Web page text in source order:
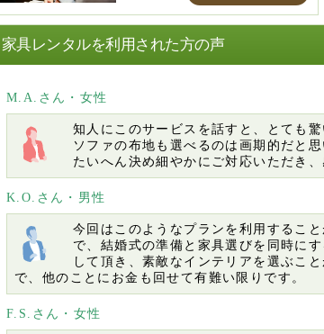
家具レンタルを利用された方の声
M.A.さん・女性
知人にこのサービスを話すと、とても
ソファの布地も選べるのは画期的だと思
たいへん決め細やかにご対応いただき、
K.O.さん・男性
今回はこのようなプランを利用するこ
で、結婚式の準備と家具選びを同時に
して頂き、素敵なインテリアを選ぶこ
で、他のことにお金も回せて有難い限りです。
F.S.さん・女性